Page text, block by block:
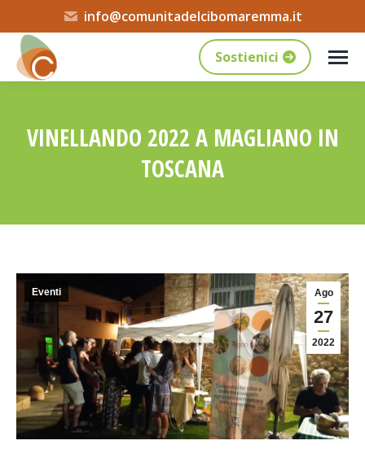
info@comunitadelcibomaremma.it
Sostienici
VINELLANDO 2022 A MAGLIANO IN
TOSCANA
Ago
27
2022
Eventi